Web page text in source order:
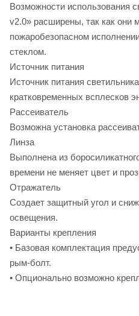
Возможности использования
v2.0» расширены, так как они
пожаробезопасном
стеклом.
Источник питания
Источник питания
кратковременных всплесков
Рассеиватель
Возможна установка
Линза
Выполнена из
времени не меняет цвет и
Отражатель
Создает защитный угол и
освещения.
Варианты крепления
• Базовая комплектация
рым-болт.
• Опционально возможно